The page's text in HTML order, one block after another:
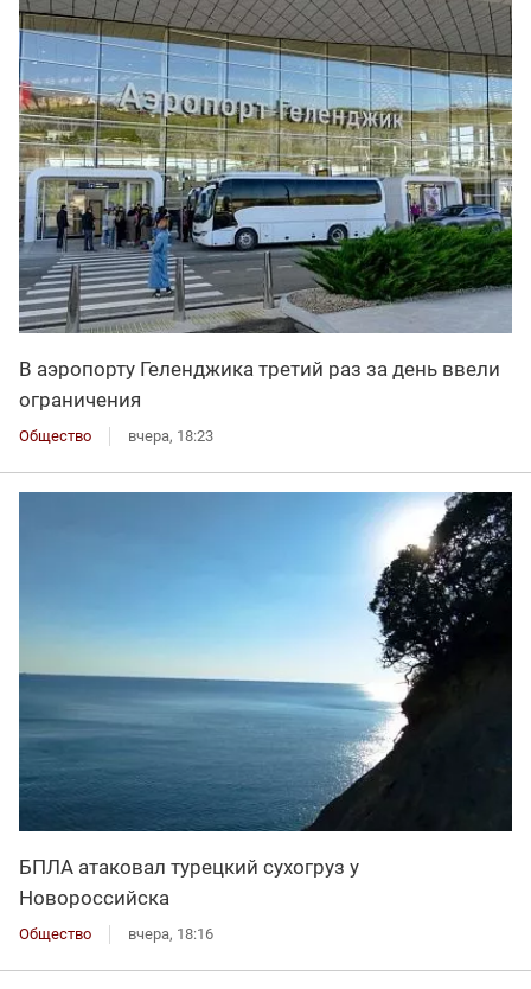
В аэропорту Геленджика третий раз за день ввели
ограничения
Общество вчера, 18:23
БПЛА атаковал турецкий сухогруз у
Новороссийска
Общество вчера, 18:16